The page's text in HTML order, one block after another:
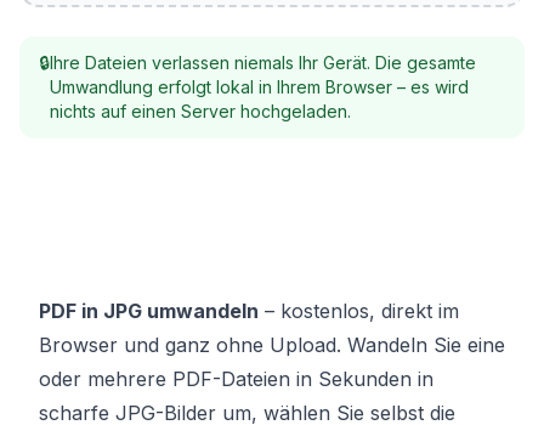
🔒Ihre Dateien verlassen niemals Ihr Gerät. Die gesamte
Umwandlung erfolgt lokal in Ihrem Browser – es wird
nichts auf einen Server hochgeladen.
PDF in JPG umwandeln – kostenlos, direkt im
Browser und ganz ohne Upload. Wandeln Sie eine
oder mehrere PDF-Dateien in Sekunden in
scharfe JPG-Bilder um, wählen Sie selbst die